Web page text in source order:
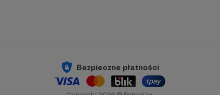
Bezpieczne płatności